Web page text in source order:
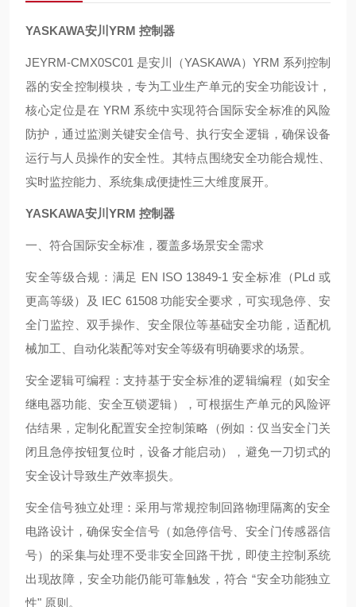
YASKAWA安川YRM 控制器
JEYRM-CMX0SC01 是安川（YASKAWA）YRM 系列控制
器的安全控制模块，专为工业生产单元的安全功能设计，
核心定位是在 YRM 系统中实现符合国际安全标准的风险
防护，通过监测关键安全信号、执行安全逻辑，确保设备
运行与人员操作的安全性。其特点围绕安全功能合规性、
实时监控能力、系统集成便捷性三大维度展开。
YASKAWA安川YRM 控制器
一、符合国际安全标准，覆盖多场景安全需求
安全等级合规：满足 EN ISO 13849-1 安全标准（PLd 或
更高等级）及 IEC 61508 功能安全要求，可实现急停、安
全门监控、双手操作、安全限位等基础安全功能，适配机
械加工、自动化装配等对安全等级有明确要求的场景。
安全逻辑可编程：支持基于安全标准的逻辑编程（如安全
继电器功能、安全互锁逻辑），可根据生产单元的风险评
估结果，定制化配置安全控制策略（例如：仅当安全门关
闭且急停按钮复位时，设备才能启动），避免一刀切式的
安全设计导致生产效率损失。
安全信号独立处理：采用与常规控制回路物理隔离的安全
电路设计，确保安全信号（如急停信号、安全门传感器信
号）的采集与处理不受非安全回路干扰，即使主控制系统
出现故障，安全功能仍能可靠触发，符合 “安全功能独立
性" 原则。